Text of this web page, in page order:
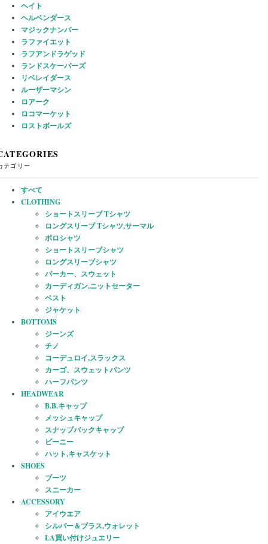
ヘイト
ヘルベンダース
マジックナンバー
ラファイエット
ラフアンドラゲッド
ランドスケーパーズ
リベレイダース
ルーザーマシン
ロアーク
ロコマーケット
ロストボールズ
テゴリー
すべて
CLOTHING
ショートスリーブ Tシャツ
ロングスリーブ Tシャツ,サーマル
ポロシャツ
ショートスリーブシャツ
ロングスリーブシャツ
パーカー、スウェット
カーディガン,ニットセーター
ベスト
ジャケット
BOTTOMS
ジーンズ
チノ
コーデュロイ,スラックス
カーゴ、スウェットパンツ
ハーフパンツ
HEADWEAR
B.B.キャップ
メッシュキャップ
スナップバックキャップ
ビーニー
ハット,キャスケット
SHOES
ブーツ
スニーカー
ACCESSORY
アイウエア
シルバー＆ブラス,ウォレット
LA買い付けジュエリー